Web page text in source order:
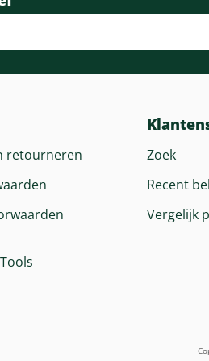
retourneren
Zoek
Recent
Vergelijk